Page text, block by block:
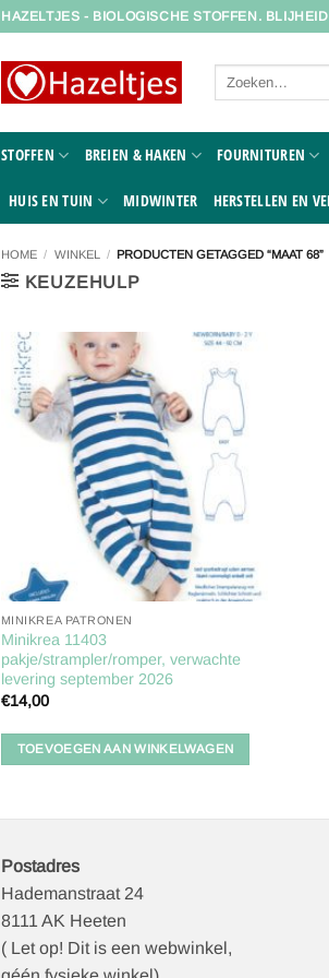
HAZELTJES - BIOLOGISCHE STOFFEN.
Zoeken
STOFFEN BREIEN & HAKEN FOURNITUREN
HUIS EN TUIN MIDWINTER HERSTELLEN EN
HOME / WINKEL / PRODUCTEN GETAGGED “MAAT 68”
KEUZEHULP
Toevoegen
verlanglijst
MINIKREA PATRONEN
Minikrea 11403
pakje/strampler/romper, verwachte
levering september 2026
€14,00
TOEVOEGEN AAN WINKELWAGEN
Postadres
Hademanstraat 24
8111 AK Heeten
( Let op! Dit is een webwinkel,